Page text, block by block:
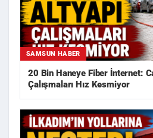
SAMSUN HABER
20 Bin Haneye Fiber İnternet:
Çalışmaları Hız Kesmiyor